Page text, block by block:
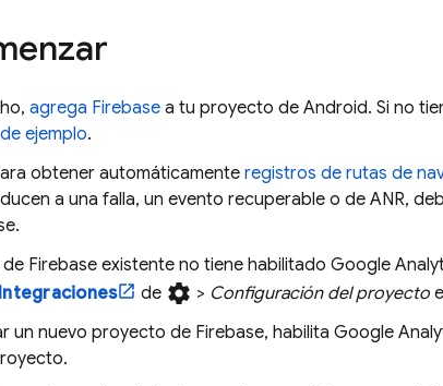
agrega Firebase a tu proyecto de Android. Si no
ejemplo.
obtener automáticamenteregistros de rutas de
a una falla, un evento recuperable o de ANR,
Firebase existente no tiene habilitado Google
Integraciones de settings > Configuración del proyecto
un nuevo proyecto de Firebase, habilita Google